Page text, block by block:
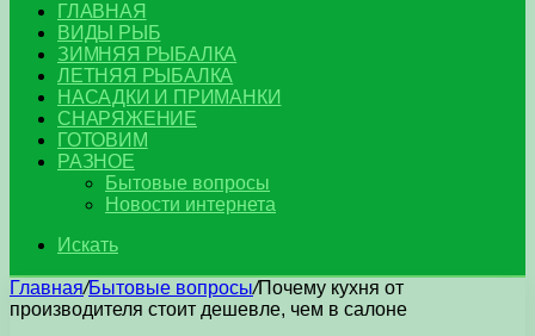
ГЛАВНАЯ
ВИДЫ РЫБ
ЗИМНЯЯ РЫБАЛКА
ЛЕТНЯЯ РЫБАЛКА
НАСАДКИ И ПРИМАНКИ
СНАРЯЖЕНИЕ
ГОТОВИМ
РАЗНОЕ
Бытовые вопросы
Новости интернета
Искать
Главная/Бытовые вопросы/Почему кухня от
производителя стоит дешевле, чем в салоне